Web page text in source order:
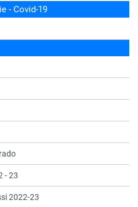
- Covid-19
- 23
2022-23